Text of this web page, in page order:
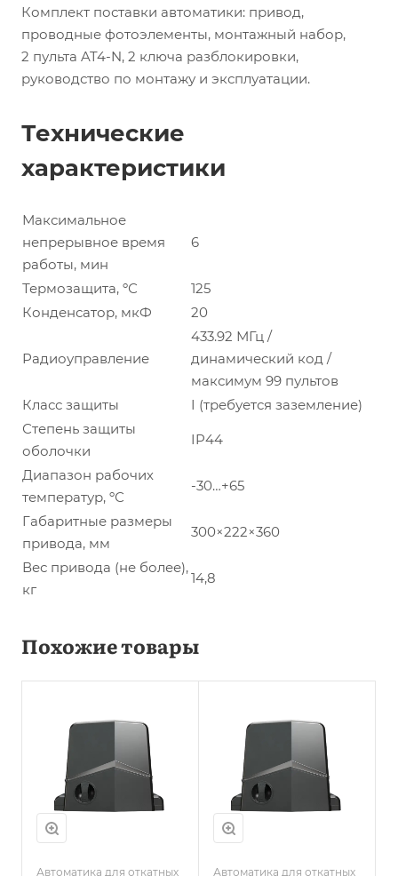
Комплект поставки автоматики: привод,
проводные фотоэлементы, монтажный набор,
2 пульта AT4-N, 2 ключа разблокировки,
руководство по монтажу и эксплуатации.
Технические
характеристики
Максимальное
непрерывное время
работы, мин
6
Термозащита, ºС
125
Конденсатор, мкФ
20
Радиоуправление
433.92 МГц /
динамический код /
максимум 99 пультов
Класс защиты
I (требуется заземление)
Степень защиты
оболочки
IP44
Диапазон рабочих
температур, ºС
-30…+65
Габаритные размеры
привода, мм
300×222×360
Вес привода (не более),
кг
14,8
Похожие товары
Автоматика для откатных Автоматика для откатных